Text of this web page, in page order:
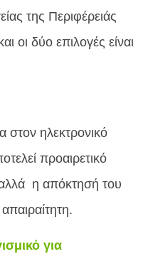
της Περιφέρειάς
οι δύο επιλογές είναι
στον ηλεκτρονικό
προαιρετικό
η απόκτησή του
για